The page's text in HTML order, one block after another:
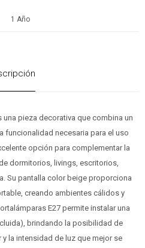
1 Año
una pieza decorativa que combina un
funcionalidad necesaria para el uso
opción para complementar la
dormitorios, livings, escritorios,
Su pantalla color beige proporciona
creando ambientes cálidos y
E27 permite instalar una
brindando la posibilidad de
la intensidad de luz que mejor se